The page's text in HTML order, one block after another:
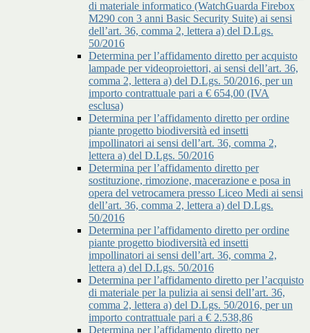
di materiale informatico (WatchGuarda Firebox
M290 con 3 anni Basic Security Suite) ai sensi
dell’art. 36, comma 2, lettera a) del D.Lgs.
50/2016
Determina per l’affidamento diretto per acquisto
lampade per videoproiettori, ai sensi dell’art. 36,
comma 2, lettera a) del D.Lgs. 50/2016, per un
importo contrattuale pari a € 654,00 (IVA
esclusa)
Determina per l’affidamento diretto per ordine
piante progetto biodiversità ed insetti
impollinatori ai sensi dell’art. 36, comma 2,
lettera a) del D.Lgs. 50/2016
Determina per l’affidamento diretto per
sostituzione, rimozione, macerazione e posa in
opera del vetrocamera presso Liceo Medi ai sensi
dell’art. 36, comma 2, lettera a) del D.Lgs.
50/2016
Determina per l’affidamento diretto per ordine
piante progetto biodiversità ed insetti
impollinatori ai sensi dell’art. 36, comma 2,
lettera a) del D.Lgs. 50/2016
Determina per l’affidamento diretto per l’acquisto
di materiale per la pulizia ai sensi dell’art. 36,
comma 2, lettera a) del D.Lgs. 50/2016, per un
importo contrattuale pari a € 2.538,86
Determina per l’affidamento diretto per